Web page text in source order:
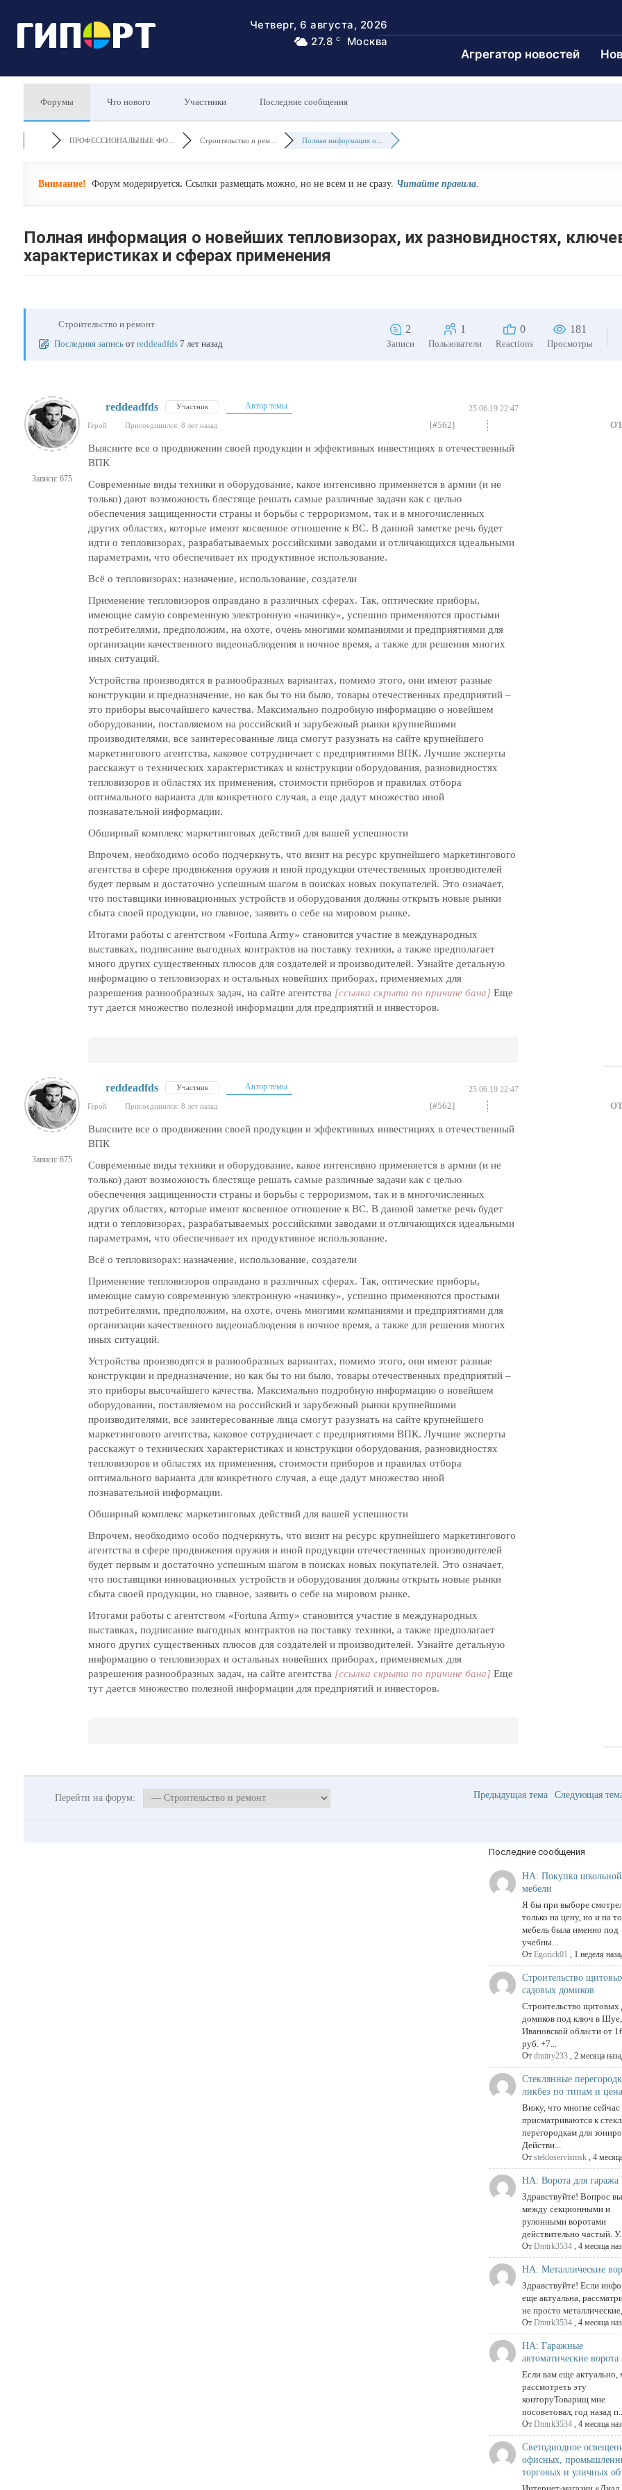
Четверг, 6 августа, 2026
27.8 C Москва
Агрегатор новостей
Форумы Что нового Участники Последние сообщения
ПРОФЕССИОНАЛЬНЫЕ ФО... Строительство и рем... Полная информация о...
Внимание! Форум модерируется. Ссылки размещать можно, но не всем и не сразу. Читайте правила.
Полная информация о новейших тепловизорах, их разновидностях,
характеристиках и сферах применения
Строительство и ремонт
Последняя запись от reddeadfds 7 лет назад
2
Записи
1
Пользователи
0
Reactions
181
Просмотры
Записи: 675
reddeadfds Участник Автор темы 25.06.19 22:47
Герой Присоединился: 8 лет назад [#562]
Выясните все о продвижении своей продукции и эффективных инвестициях в отечественный
ВПК
Современные виды техники и оборудование, какое интенсивно применяется в армии (и не
только) дают возможность блестяще решать самые различные задачи как с целью
обеспечения защищенности страны и борьбы с терроризмом, так и в многочисленных
других областях, которые имеют косвенное отношение к ВС. В данной заметке речь будет
идти о тепловизорах, разрабатываемых российскими заводами и отличающихся идеальными
параметрами, что обеспечивает их продуктивное использование.
Всё о тепловизорах: назначение, использование, создатели
Применение тепловизоров оправдано в различных сферах. Так, оптические приборы,
имеющие самую современную электронную «начинку», успешно применяются простыми
потребителями, предположим, на охоте, очень многими компаниями и предприятиями для
организации качественного видеонаблюдения в ночное время, а также для решения многих
иных ситуаций.
Устройства производятся в разнообразных вариантах, помимо этого, они имеют разные
конструкции и предназначение, но как бы то ни было, товары отечественных предприятий –
это приборы высочайшего качества. Максимально подробную информацию о новейшем
оборудовании, поставляемом на российский и зарубежный рынки крупнейшими
производителями, все заинтересованные лица смогут разузнать на сайте крупнейшего
маркетингового агентства, каковое сотрудничает с предприятиями ВПК. Лучшие эксперты
расскажут о технических характеристиках и конструкции оборудования, разновидностях
тепловизоров и областях их применения, стоимости приборов и правилах отбора
оптимального варианта для конкретного случая, а еще дадут множество иной
познавательной информации.
Обширный комплекс маркетинговых действий для вашей успешности
Впрочем, необходимо особо подчеркнуть, что визит на ресурс крупнейшего маркетингового
агентства в сфере продвижения оружия и иной продукции отечественных производителей
будет первым и достаточно успешным шагом в поисках новых покупателей. Это означает,
что поставщики инновационных устройств и оборудования должны открыть новые рынки
сбыта своей продукции, но главное, заявить о себе на мировом рынке.
Итогами работы с агентством «Fortuna Army» становится участие в международных
выставках, подписание выгодных контрактов на поставку техники, а также предполагает
много других существенных плюсов для создателей и производителей. Узнайте детальную
информацию о тепловизорах и остальных новейших приборах, применяемых для
разрешения разнообразных задач, на сайте агентства [ссылка скрыта по причине бана] Еще
тут дается множество полезной информации для предприятий и инвесторов.
Записи: 675
reddeadfds Участник Автор темы 25.06.19 22:47
Герой Присоединился: 8 лет назад [#562]
Выясните все о продвижении своей продукции и эффективных инвестициях в отечественный
ВПК
Современные виды техники и оборудование, какое интенсивно применяется в армии (и не
только) дают возможность блестяще решать самые различные задачи как с целью
обеспечения защищенности страны и борьбы с терроризмом, так и в многочисленных
других областях, которые имеют косвенное отношение к ВС. В данной заметке речь будет
идти о тепловизорах, разрабатываемых российскими заводами и отличающихся идеальными
параметрами, что обеспечивает их продуктивное использование.
Всё о тепловизорах: назначение, использование, создатели
Применение тепловизоров оправдано в различных сферах. Так, оптические приборы,
имеющие самую современную электронную «начинку», успешно применяются простыми
потребителями, предположим, на охоте, очень многими компаниями и предприятиями для
организации качественного видеонаблюдения в ночное время, а также для решения многих
иных ситуаций.
Устройства производятся в разнообразных вариантах, помимо этого, они имеют разные
конструкции и предназначение, но как бы то ни было, товары отечественных предприятий –
это приборы высочайшего качества. Максимально подробную информацию о новейшем
оборудовании, поставляемом на российский и зарубежный рынки крупнейшими
производителями, все заинтересованные лица смогут разузнать на сайте крупнейшего
маркетингового агентства, каковое сотрудничает с предприятиями ВПК. Лучшие эксперты
расскажут о технических характеристиках и конструкции оборудования, разновидностях
тепловизоров и областях их применения, стоимости приборов и правилах отбора
оптимального варианта для конкретного случая, а еще дадут множество иной
познавательной информации.
Обширный комплекс маркетинговых действий для вашей успешности
Впрочем, необходимо особо подчеркнуть, что визит на ресурс крупнейшего маркетингового
агентства в сфере продвижения оружия и иной продукции отечественных производителей
будет первым и достаточно успешным шагом в поисках новых покупателей. Это означает,
что поставщики инновационных устройств и оборудования должны открыть новые рынки
сбыта своей продукции, но главное, заявить о себе на мировом рынке.
Итогами работы с агентством «Fortuna Army» становится участие в международных
выставках, подписание выгодных контрактов на поставку техники, а также предполагает
много других существенных плюсов для создателей и производителей. Узнайте детальную
информацию о тепловизорах и остальных новейших приборах, применяемых для
разрешения разнообразных задач, на сайте агентства [ссылка скрыта по причине бана] Еще
тут дается множество полезной информации для предприятий и инвесторов.
Перейти на форум: Предыдущая тема Следующая
Последние сообщения
НА: Покупка школьной
мебели
Я бы при выборе
только на цену, но и на
мебель была именно под
учебны...
ОтEgorick01 , 1 неделя
Строительство
садовых домиков
Строительство щитовых
домиков под ключ в Шуе,
Ивановской области от
руб. +7...
Отdmitry233 ,2 месяца
Стеклянные
ликбез по типам и
Вижу, что многие сейчас
присматриваются к
перегородкам для
Действи...
Отstekloservismsk ,4
НА: Ворота для гаража
Здравствуйте! Вопрос
между секционными и
рулонными воротами
действительно частый.
ОтDmtrk3534 ,4 месяца
НА: Металлические
Здравствуйте! Если
еще актуальна,
не просто
ОтDmtrk3534 ,4 месяца
НА: Гаражные
автоматические ворота
Если вам еще актуально,
рассмотреть эту
конторуТоварищ мне
посоветовал, год назад
ОтDmtrk3534 ,4 месяца
Светодиодное
офисных,
торговых и уличных